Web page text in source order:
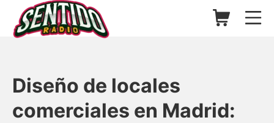
Saltar
contenido
Carrito de
Diseño de locales
comerciales en Madrid: